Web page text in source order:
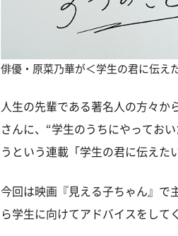
俳優・原菜乃華が＜学生の君に伝え
人生の先輩である著名人の方々か
さんに、“学生のうちにやってお
うという連載「学生の君に伝えた
今回は映画『見える子ちゃん』で
ら学生に向けてアドバイスをして